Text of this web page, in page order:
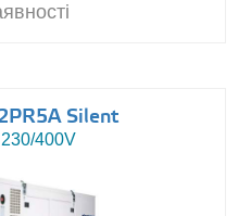
Silent
400V